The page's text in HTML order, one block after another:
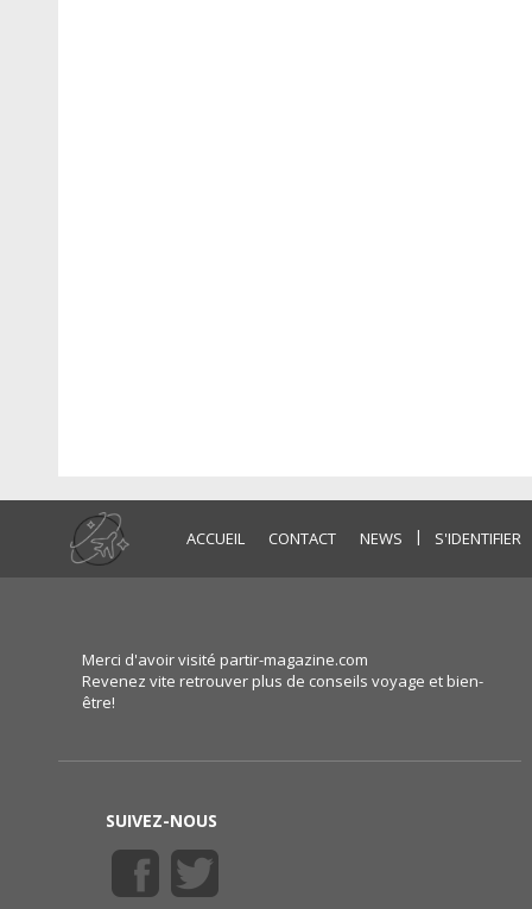
ACCUEIL CONTACT NEWS | S'IDENTIFIER
Merci d'avoir visité partir-magazine.com
Revenez vite retrouver plus de conseils voyage et bien-
être!
SUIVEZ-NOUS